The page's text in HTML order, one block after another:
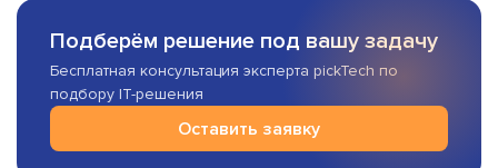
Подберём решение под вашу задачу
Бесплатная консультация эксперта pickTech по
подбору IT-решения
Оставить заявку